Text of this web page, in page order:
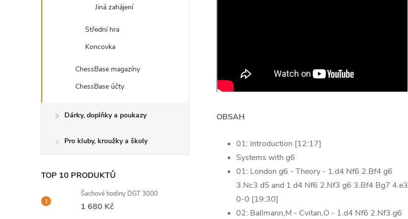
Jiná zahájení
Střední hra
Koncovka
ChessBase magazíny
ChessBase účty
Dárky, doplňky a poukazy
Pro kluby, kroužky a školy
TOP 10 PRODUKTŮ
Šachové hodiny DGT 3000
1 680 Kč
OBSAH
01: Introduction [12:17]
Systems with g6
01: London g6 - Theory - 1.d4 Nf6 2.Bf4 g6
3.Nc3 d5 and 1.d4 Nf6 2.Nf3 g6 3.Bf4 Bg7 4.e3
0-0 [19:30]
02: Ballmann,M - Cvitan,O - 1.d4 Nf6 2.Nf3 g6